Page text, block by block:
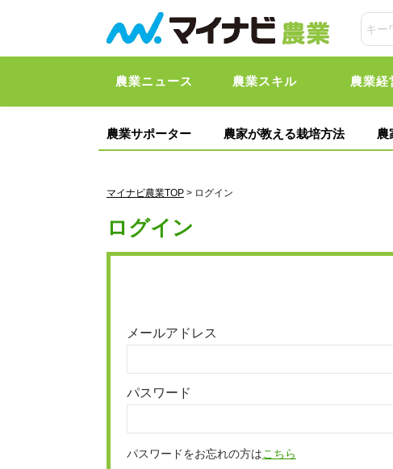
農業ニュース 農業スキル 農業経
農業サポーター 農家が教える栽培方法 農
マイナビ農業TOP > ログイン
ログイン
メールアドレス
パスワード
パスワードをお忘れの方はこちら